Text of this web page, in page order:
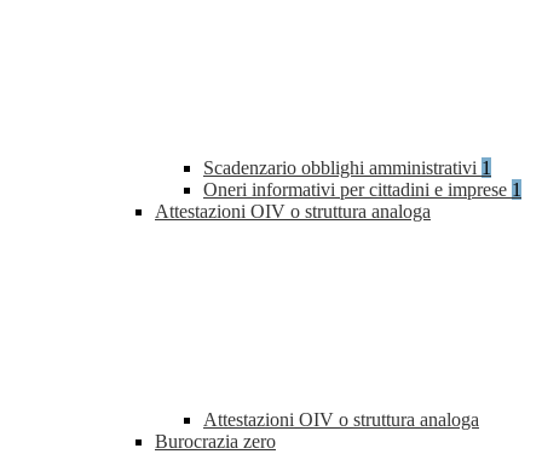
Scadenzario obblighi amministrativi 1
Oneri informativi per cittadini e imprese 1
Attestazioni OIV o struttura analoga
Attestazioni OIV o struttura analoga
Burocrazia zero